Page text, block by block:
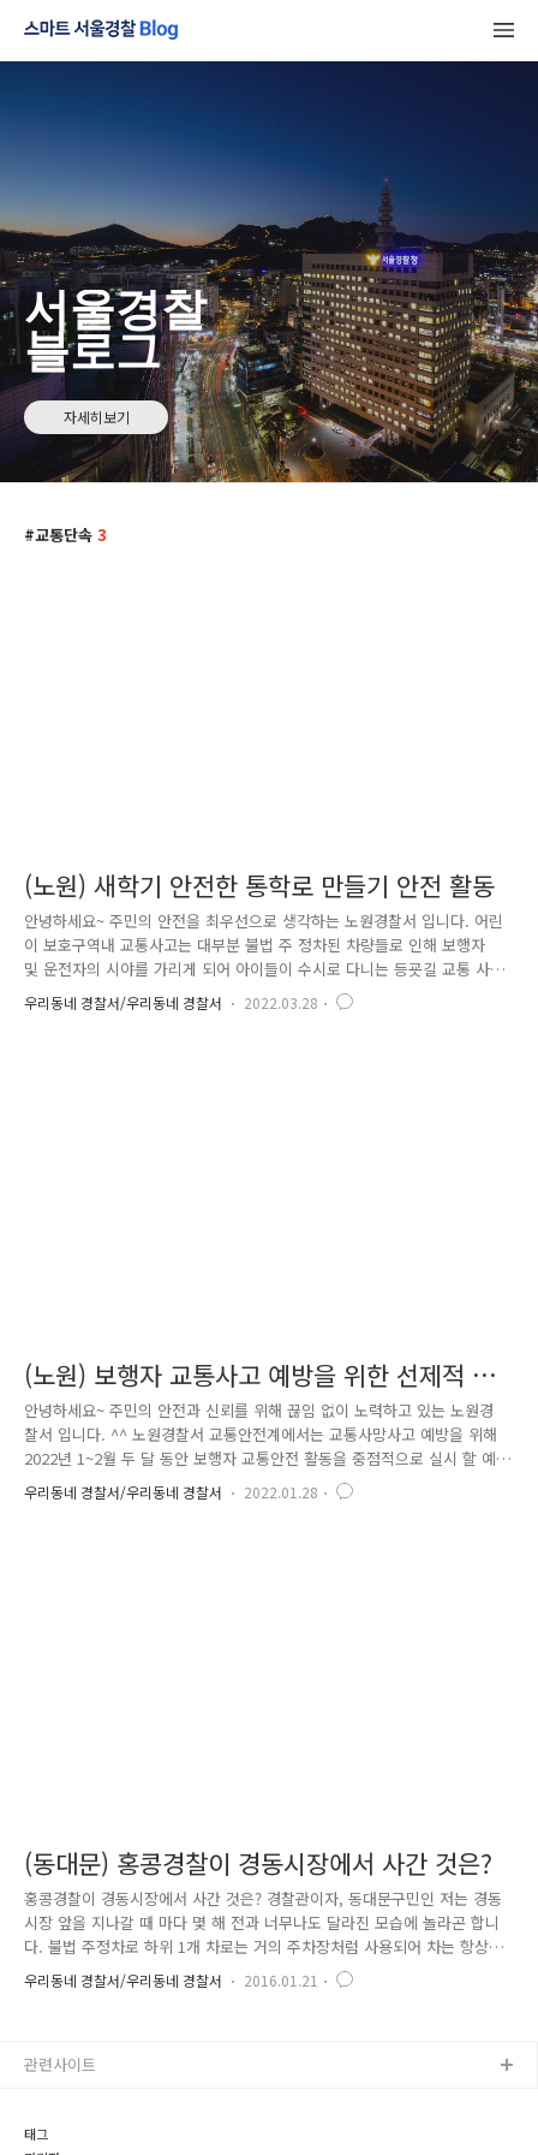
서울경찰
블로그
자세히보기
교통단속 3
(노원) 새학기 안전한 통학로 만들기 안전 활동
안녕하세요~ 주민의 안전을 최우선으로 생각하는 노원경찰서 입니다. 어린
이 보호구역내 교통사고는 대부분 불법 주 정차된 차량들로 인해 보행자
및 운전자의 시야를 가리게 되어 아이들이 수시로 다니는 등굣길 교통 사
고의 주요 원인이 되고 있습니다. 노원경찰서 교통안전계에서는 새학기 개
학 기간을 맞이하여 어린이 보호구역내 교통사고 예방을 위해 경찰, 지자
우리동네 경찰서/우리동네 경찰서 2022.03.28
(노원) 보행자 교통사고 예방을 위한 선제적 홍
보
안녕하세요~ 주민의 안전과 신뢰를 위해 끊임 없이 노력하고 있는 노원경
찰서 입니다. ^^ 노원경찰서 교통안전계에서는 교통사망사고 예방을 위해
2022년 1~2월 두 달 동안 보행자 교통안전 활동을 중점적으로 실시 할 예
정입니다. 특히, 보행자의 안전을 위해 보행자도 운전자도 멀리서도 볼수
있게 가시성과 야간 시인성을 높이기 위해 무단횡단 금지 문구로 "포인트
우리동네 경찰서/우리동네 경찰서 2022.01.28
(동대문) 홍콩경찰이 경동시장에서 사간 것은?
홍콩경찰이 경동시장에서 사간 것은? 경찰관이자, 동대문구민인 저는 경동
시장 앞을 지나갈 때 마다 몇 해 전과 너무나도 달라진 모습에 놀라곤 합니
다. 불법 주정차로 하위 1개 차로는 거의 주차장처럼 사용되어 차는 항상
꽉 막혔고, 길거리는 쓰레기로 너무나도 지저분한 모습에 불편이 많았었는
데요. 동대문경찰서에서는 수십년간 이어진 이러한 불법행위로 시민들의
하고, 주말에 한해 하위 1개 차로를 24시간 주차허용 하는 등 획기적인 방
우리동네 경찰서/우리동네 경찰서 2016.01.21
태그
관련사이트